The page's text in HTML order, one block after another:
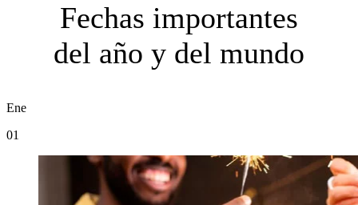
Fechas importantes
del año y del mundo
Ene
01